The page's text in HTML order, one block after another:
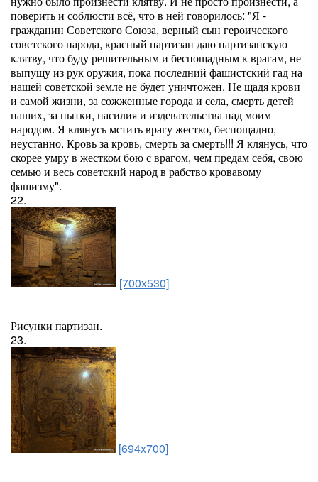
поверить и соблюсти всё, что в ней говорилось: "Я -
гражданин Советского Союза, верный сын героического
советского народа, красный партизан даю партизанскую
клятву, что буду решительным и беспощадным к врагам, не
выпущу из рук оружия, пока последний фашистский гад на
нашей советской земле не будет уничтожен. Не щадя крови
и самой жизни, за сожженные города и села, смерть детей
наших, за пытки, насилия и издевательства над моим
народом. Я клянусь мстить врагу жестко, беспощадно,
неустанно. Кровь за кровь, смерть за смерть!!! Я клянусь, что
скорее умру в жестком бою с врагом, чем предам себя, свою
семью и весь советский народ в рабство кровавому
фашизму".
22.
[700x530]
Рисунки партизан.
23.
[694x700]